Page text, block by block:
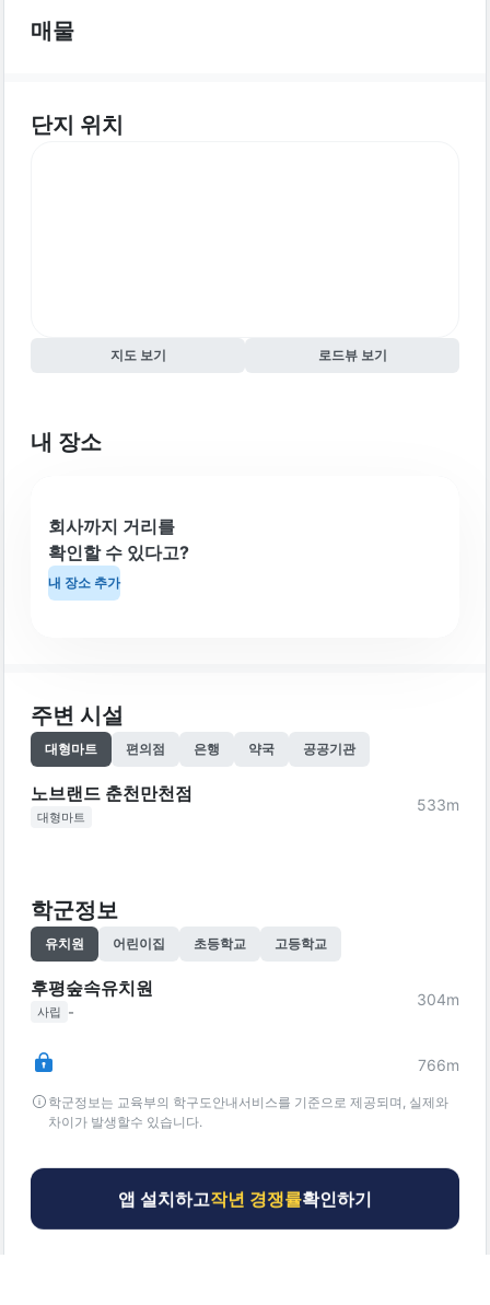
매물
단지 위치
지도 보기 로드뷰 보기
내 장소
회사까지 거리를
확인할 수 있다고?
내 장소 추가
주변 시설
대형마트 편의점 은행 약국 공공기관
노브랜드 춘천만천점
대형마트
533m
학군정보
유치원 어린이집 초등학교 고등학교
후평숲속유치원
사립 -
304m
766m
학군정보는 교육부의 학구도안내서비스를 기준으로 제공되며, 실제와
차이가 발생할수 있습니다.
앱 설치하고작년 경쟁률확인하기